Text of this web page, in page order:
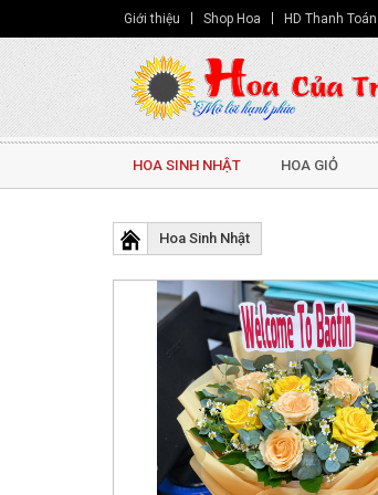
Giới thiệu Shop Hoa HD Thanh Toán
HOA SINH NHẬT HOA GIỎ
Hoa Sinh Nhật